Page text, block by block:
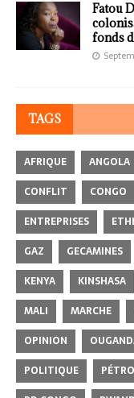
Fatou
fonds
TAGS
AFRIQUE ANGOLA
CONFLIT
CONGO
ENTREPRISES
GAZ
GECAMINES
KENYA
KINSHASA
MALI
MARCHE
OPINION
POLITIQUE